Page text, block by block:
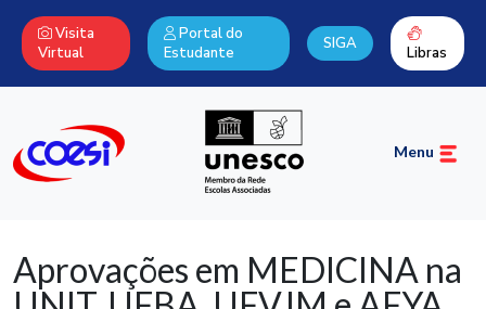
Visita
Virtual
Portal do
Estudante
SIGA Libras
Menu
Aprovações em MEDICINA na